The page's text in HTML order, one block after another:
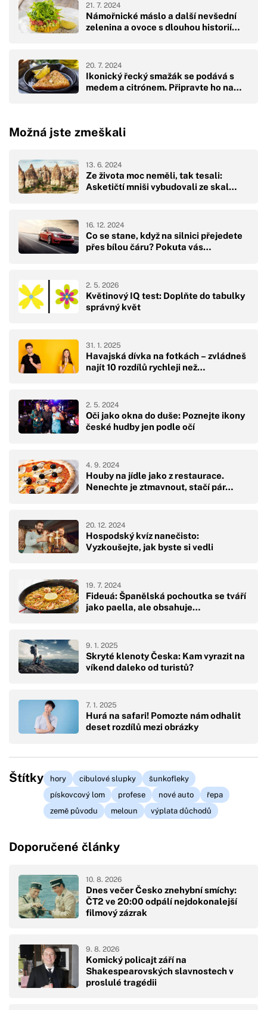
Námořnické máslo a další nevšední
zelenina a ovoce s dlouhou historií…
21. 7. 2024
Ikonický řecký smažák se podává s
medem a citrónem. Připravte ho na…
20. 7. 2024
Možná jste zmeškali
Ze života moc neměli, tak tesali:
Asketičtí mniši vybudovali ze skal…
13. 6. 2024
Co se stane, když na silnici přejedete
přes bílou čáru? Pokuta vás…
16. 12. 2024
Květinový IQ test: Doplňte do tabulky
správný květ
2. 5. 2026
Havajská dívka na fotkách – zvládneš
najít 10 rozdílů rychleji než…
31. 1. 2025
Oči jako okna do duše: Poznejte ikony
české hudby jen podle očí
2. 5. 2024
Houby na jídle jako z restaurace.
Nenechte je ztmavnout, stačí pár…
4. 9. 2024
Hospodský kvíz nanečisto:
Vyzkoušejte, jak byste si vedli
20. 12. 2024
Fideuá: Španělská pochoutka se tváří
jako paella, ale obsahuje…
19. 7. 2024
Skryté klenoty Česka: Kam vyrazit na
víkend daleko od turistů?
9. 1. 2025
Hurá na safari! Pomozte nám odhalit
deset rozdílů mezi obrázky
7. 1. 2025
Štítky hory cibulové slupky
šunkofleky
pískovcový lom
profese nové auto
řepa
země původu
meloun výplata důchodů
Doporučené články
Dnes večer Česko znehybní smíchy:
ČT2 ve 20:00 odpálí nejdokonalejší
filmový zázrak
10. 8. 2026
Komický policajt září na
Shakespearovských slavnostech v
proslulé tragédii
9. 8. 2026